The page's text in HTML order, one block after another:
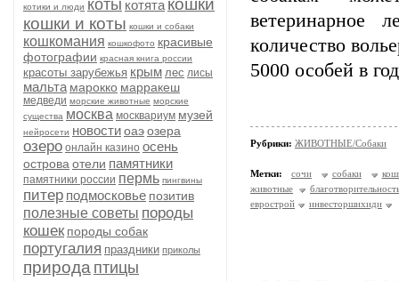
котики и люди коты котята кошки
кошки и коты кошки и собаки
кошкомания кошкофото красивые
фотографии красная книга россии
красоты зарубежья крым лес лисы
мальта марокко марракеш
медведи морские животные морские
существа москва москвариум музей
нейросети новостиоаэозера
озеро онлайн казино осень
острова отели памятники
памятники россии пермь пингвины
питер подмосковье позитив
полезные советы породы
кошек породы собак
португалия праздники приколы
природа птицы
ветеринарное
количество
5000 особей в
Рубрики: ЖИВОТНЫЕ/Собаки
Метки: сочи собаки
животные
еврострой
инвесторшихиди